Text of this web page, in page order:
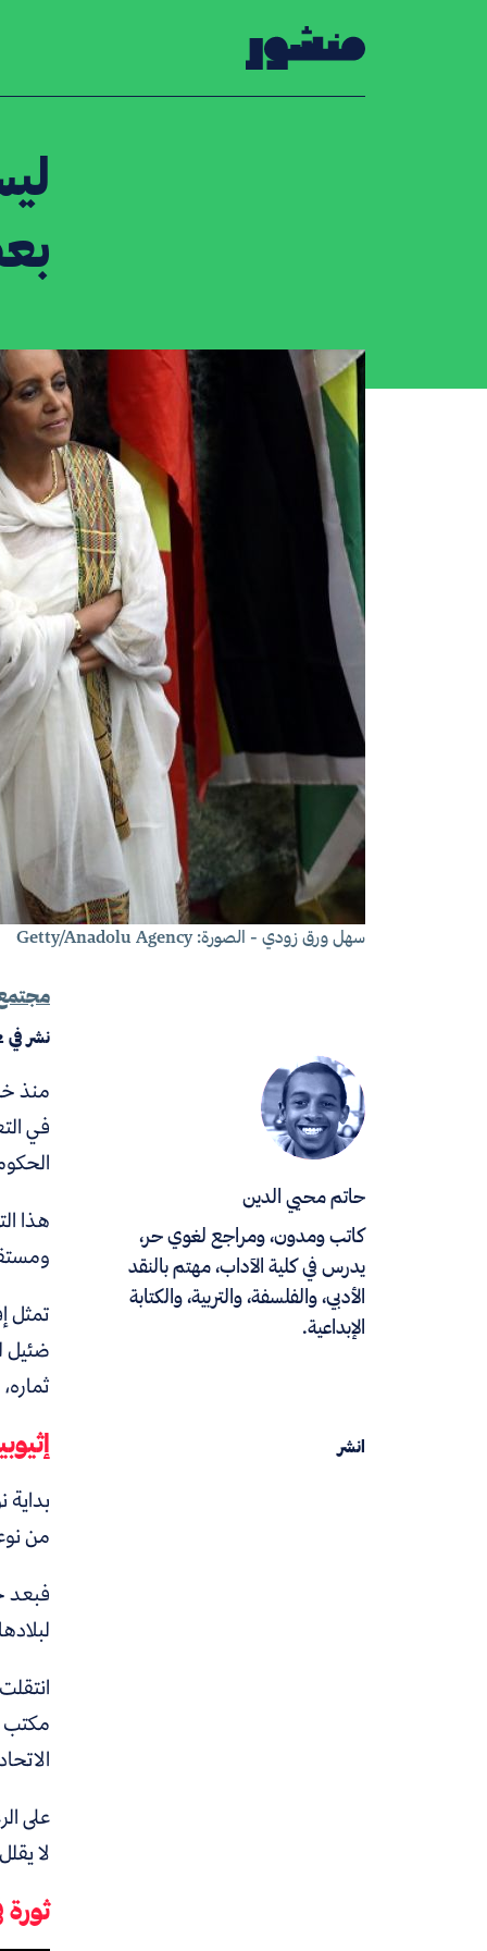
الصفحة الرئيسية
سهل ورق زودي - الصورة: Getty/Anadolu Agency
حاتم محيي الدين
كاتب ومدون، ومراجع لغوي حر،
يدرس في كلية الآداب، مهتم بالنقد
الأدبي، والفلسفة، والتربية، والكتابة
الإبداعية.
انشر
نشر في
منذ
في
هذا
تمثل
ضئيل
بداية نوفمبر 2018،
من
فبعد
مكتب
على
لا